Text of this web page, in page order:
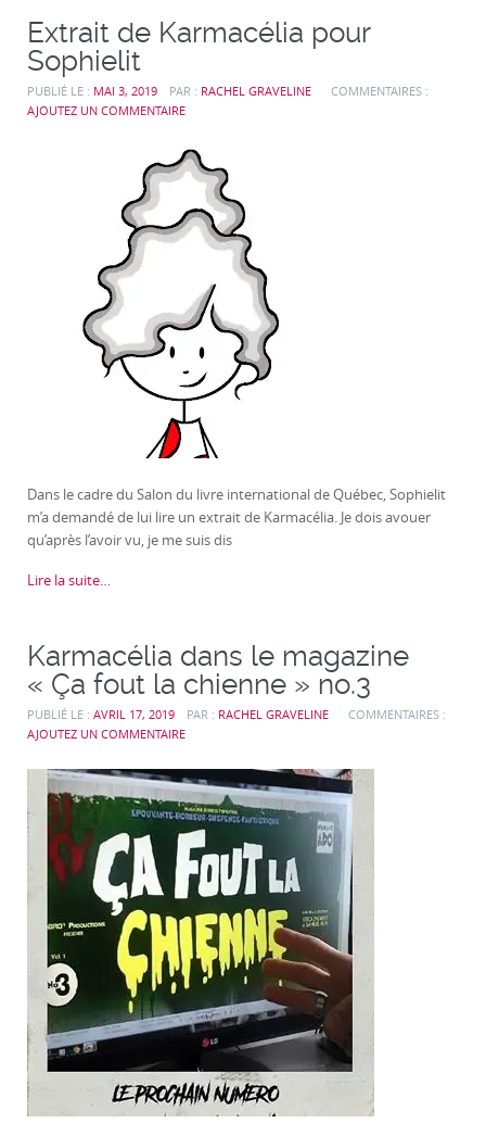
Extrait de Karmacélia pour
Sophielit
PUBLIÉ LE : MAI 3, 2019 PAR : RACHEL GRAVELINE
COMMENTAIRES :
AJOUTEZ UN COMMENTAIRE
Dans le cadre du Salon du livre international de Québec, Sophielit
m’a demandé de lui lire un extrait de Karmacélia. Je dois avouer
qu’après l’avoir vu, je me suis dis
Lire la suite…
Karmacélia dans le magazine
« Ça fout la chienne » no.3
PUBLIÉ LE : AVRIL 17, 2019 PAR : RACHEL GRAVELINE
COMMENTAIRES :
AJOUTEZ UN COMMENTAIRE